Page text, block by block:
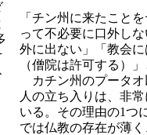
「チン州に来たこと
って不必要に口外し
外に出ない」「教会
（僧院は許可する）
カチン州のプータオ
人の立ち入りは、非
いる。その理由の1つ
では仏教の存在が薄